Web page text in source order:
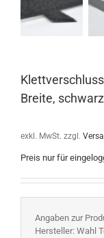
Breite,
exkl. MwSt. zzgl.
Preis nur für
Angaben zur
Hersteller: Wahl